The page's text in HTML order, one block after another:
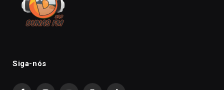
Siga-nós